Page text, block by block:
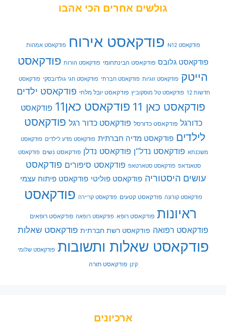
גולשים אחרים הכי אהבו
פודקאסט N12 פודקאסט אירוח פודקאסט אמהות
פודקאסט גלובס פודקאסט הבינתחומי פודקאסט הורות פודקאסט
הייטק פודקאסט זוגיות פודקאסט חברתי פודקאסט חגי גולדובסקי פודקאסט
חדשות 12 פודקאסט טל מוסקוביץ פודקאסט יובל מלחי פודקאסט ילדים
פודקאסט כאן 11 פודקאסט כאן11
פודקאסט
כדורגל פודקאסט כדורסל פודקאסט כדור רגל פודקאסט
לילדים פודקאסט מדיה חברתית פודקאסט מדע לילדים פודקאסט
משכנתא פודקאסט נדל"ן פודקאסט נדלן פודקאסט נשים פודקאסט
סטאנדאפ פודקאסט סטארטאפ פודקאסט סיפורים פודקאסט
עושים היסטוריה פודקאסט פוליטי פודקאסט פיתוח עצמי
פודקאסט קורונה פודקאסט קטעים פודקאסט קריירה פודקאסט
ראיונות פודקאסט רופא פודקאסט רופאה פודקאסט רופאים
פודקאסט רפואה פודקאסט רשת חברתית פודקאסט שאלות
פודקאסט שאלות ותשובות פודקאסט שלומי
קינן פודקאסט תורה
ארכיונים